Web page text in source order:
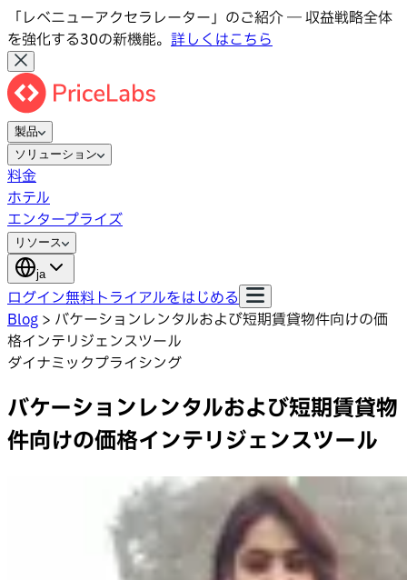
「レベニューアクセラレーター」のご紹介 ― 収益戦略全体
を強化する30の新機能。 詳しくはこちら
製品
ソリューション
料金
ホテル
エンタープライズ
リソース
ja
ログイン無料トライアルをはじめる
Blog > バケーションレンタルおよび短期賃貸物件向けの価
格インテリジェンスツール
ダイナミックプライシング
バケーションレンタルおよび短期賃貸物
件向けの価格インテリジェンスツール